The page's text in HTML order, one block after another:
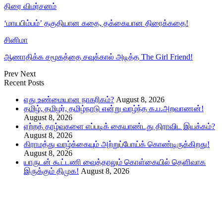
திரை விமர்சனம்
‘மாயபிம்பம்’ தகுதியான கதை, தக்கையான திரைக்கதை!
சினிமா
ஆணாதிக்க சமூகத்தை சவுக்கால் அடித்த The Girl Friend!
Prev Next
Recent Posts
எது உண்மையான நாகரிகம்? August 8, 2026
தமிழ், தமிழர், தமிழ்நாடு என்று வாழ்ந்த க.ப.அறவாணன்!
August 8, 2026
ஏற்றத் தாழ்வுகளை எப்படிக் கையாண்டது திராவிட இயக்கம்?
August 8, 2026
கிராமத்து வாழ்க்கையும் அற்றுப்போய்க் கொண்டிருக்கிறது!
August 8, 2026
யாருடன் கூட்டணி வைத்தாலும் கொள்கையில் தெளிவாக
இருக்கும் திமுக! August 8, 2026